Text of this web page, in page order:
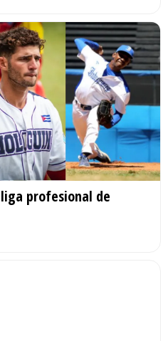
profesional de